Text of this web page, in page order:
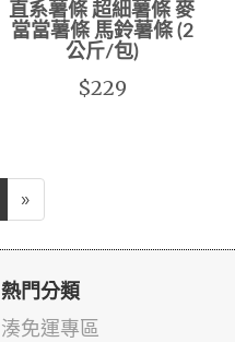
直系薯條 超細薯條 麥
當當薯條 馬鈴薯條 (2
公斤/包)
$229
»
熱門分類
湊免運專區